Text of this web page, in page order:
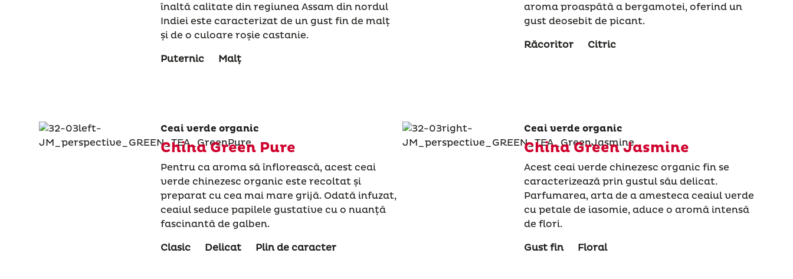
înaltă calitate din regiunea Assam din nordul
Indiei este caracterizat de un gust fin de malț
și de o culoare roșie castanie.
Puternic
Malț
aroma proaspătă a bergamotei, oferind un
gust deosebit de picant.
Răcoritor
Citric
Ceai verde organic
China Green Pure
Pentru ca aroma să înflorească, acest ceai
verde chinezesc organic este recoltat și
preparat cu cea mai mare grijă. Odată infuzat,
ceaiul seduce papilele gustative cu o nuanță
fascinantă de galben.
Clasic
Delicat Plin de caracter
Ceai verde organic
China Green Jasmine
Acest ceai verde chinezesc organic fin se
caracterizează prin gustul său delicat.
Parfumarea, arta de a amesteca ceaiul verde
cu petale de iasomie, aduce o aromă intensă
de flori.
Gust fin
Floral